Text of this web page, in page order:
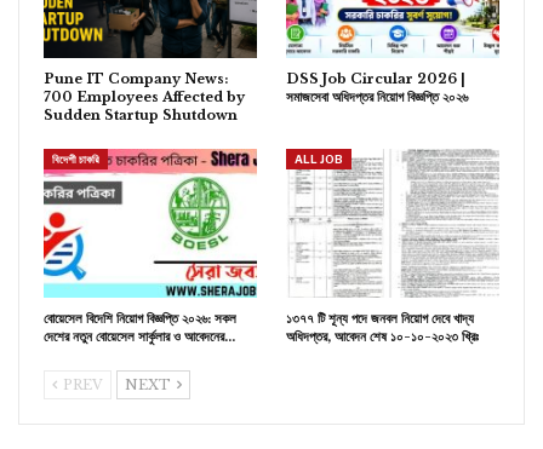
Pune IT Company News:
700 Employees Affected by
Sudden Startup Shutdown
DSS Job Circular 2026 |
সমাজসেবা অধিদপ্তর নিয়োগ বিজ্ঞপ্তি ২০২৬
বিদেশী চাকরি
বোয়েসেল বিদেশি নিয়োগ বিজ্ঞপ্তি ২০২৬: সকল
দেশের নতুন বোয়েসেল সার্কুলার ও আবেদনের…
ALL JOB
১৩৭৭ টি শূন্য পদে জনবল নিয়োগ দেবে খাদ্য
অধিদপ্তর, আবেদন শেষ ১০-১০-২০২৩ খ্রিঃ
PREV NEXT